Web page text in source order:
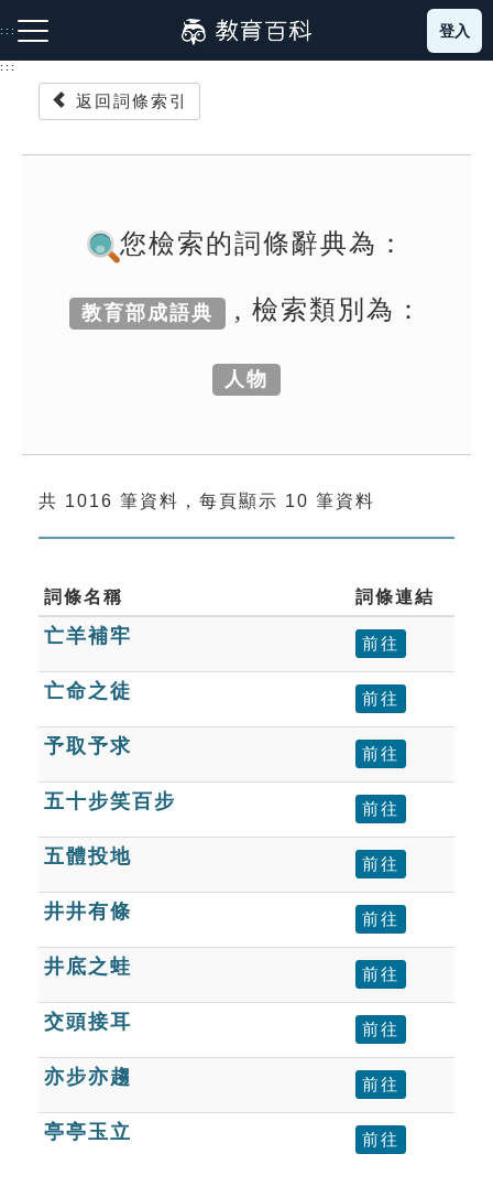
到
主
:::
成語故事
索引選單
單字索引
生命大百科索引
遊戲專區
教學應用
貓頭鷹博士
登入
:::
返回詞條索引
您檢索的詞條辭典為：
教育部成語典 , 檢索類別為：
人物
共 1016 筆資料，每頁顯示 10 筆資料
詞條名稱 詞條連結
亡羊補牢 前往
亡命之徒 前往
予取予求 前往
五十步笑百步 前往
五體投地 前往
井井有條 前往
井底之蛙 前往
交頭接耳 前往
亦步亦趨 前往
亭亭玉立 前往